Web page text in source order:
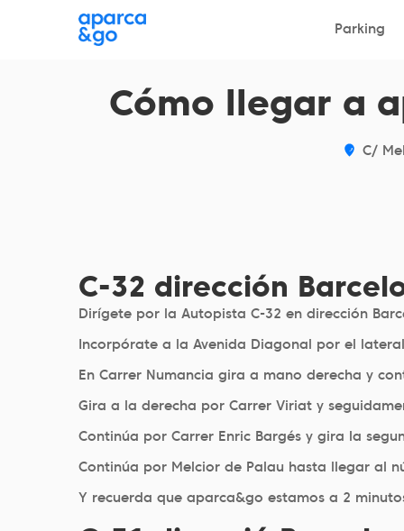
Parking
¿Dónde?
Parking
Cómo llegar a
C/
C-32 dirección
Dirígete por la Autopista C-32 en dirección
Incorpórate a la Avenida Diagonal por el
En Carrer Numancia gira a mano derecha y
Gira a la derecha por Carrer Viriat y
Continúa por Carrer Enric Bargés y gira la
Continúa por Melcior de Palau hasta llegar al
Y recuerda que aparca&go estamos a 2